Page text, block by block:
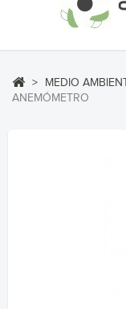
> MEDIO
ANEMÓMETRO